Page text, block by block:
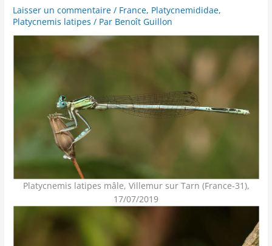
Laisser un commentaire / France, Platycnemididae,
Platycnemis latipes / Par Benoît Guillon
Platycnemis latipes mâle, Villemur sur Tarn (France-31),
17/07/2019